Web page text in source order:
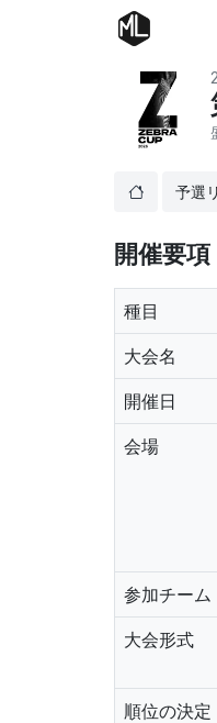
予選
開催要項
種目
大会名
開催日
会場
参加チーム
大会形式
順位の決定